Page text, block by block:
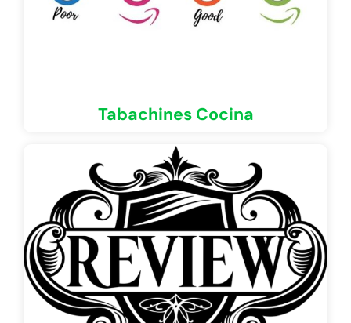
Tabachines Cocina